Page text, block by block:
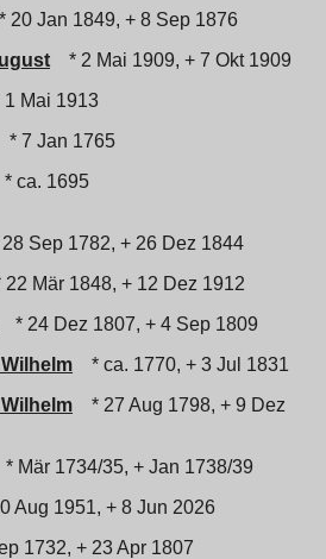
* 20 Jan 1849, + 8 Sep 1876
* 2 Mai 1909, + 7 Okt 1909
1 Mai 1913
* 7 Jan 1765
* ca. 1695
Sep 1782, + 26 Dez 1844
22 Mär 1848, + 12 Dez 1912
* 24 Dez 1807, + 4 Sep 1809
* ca. 1770, + 3 Jul 1831
* 27 Aug 1798, + 9 Dez
* Mär 1734/35, + Jan 1738/39
Aug 1951, + 8 Jun 2026
1732, + 23 Apr 1807